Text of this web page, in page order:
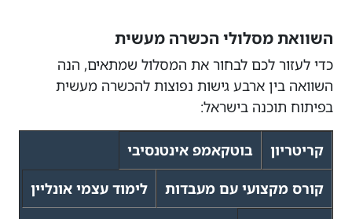
השוואת מסלולי הכשרה מעשית
כדי לעזור לכם לבחור את המסלול שמתאים, הנה
השוואה בין ארבע גישות נפוצות להכשרה מעשית
בפיתוח תוכנה בישראל:
קריטריון בוטקאמפ אינטנסיבי
קורס מקצועי עם מעבדות לימוד עצמי אונליין